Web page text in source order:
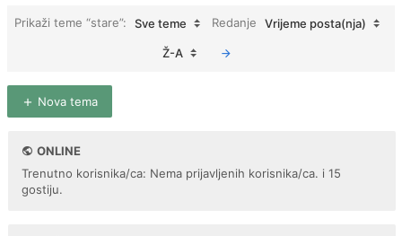
Prikaži teme “stare”: Sve teme Redanje Vrijeme posta(nja)
Ž-A
Nova tema
ONLINE
Trenutno korisnika/ca: Nema prijavljenih korisnika/ca. i 15
gostiju.